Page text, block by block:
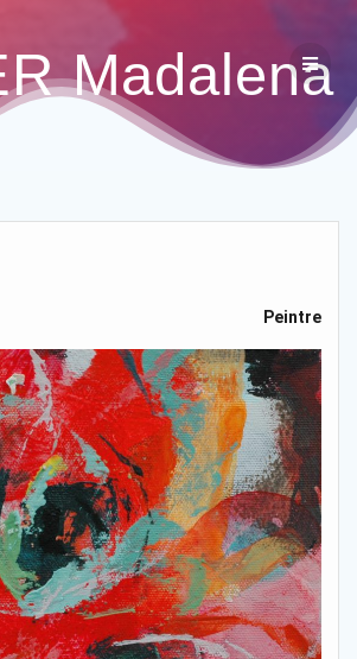
Madalena
Peintre